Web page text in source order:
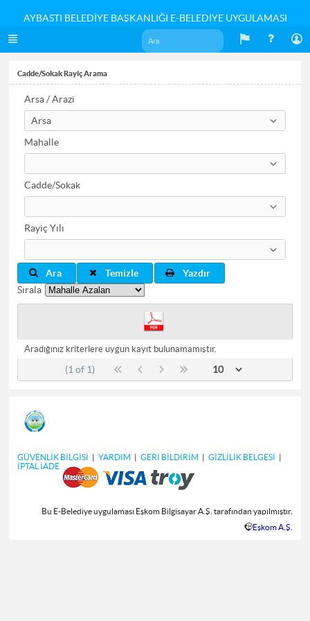
AYBASTI BELEDİYE BAŞKANLIĞI E-BELEDİYE UYGULAMASI
Cadde/Sokak Rayiç Arama
Arsa / Arazi
Arsa
Mahalle
Cadde/Sokak
Rayiç Yılı
Ara Temizle
Yazdır
Sırala
Aradığınız kriterlere uygun kayıt bulunamamıştır.
(1 of 1)
GÜVENLİK BİLGİSİ YARDIM GERİ BİLDİRİM GİZLİLİK BELGESİ
İPTAL İADE
Bu E-Belediye uygulaması Eşkom Bilgisayar A.Ş. tarafından yapılmıştır.
Eşkom A.Ş.